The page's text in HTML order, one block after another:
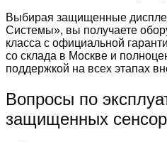
Выбирая защищенные
Системы», вы получаете
класса с официальной
со склада в Москве и
поддержкой на всех этапах
Вопросы по
защищенных